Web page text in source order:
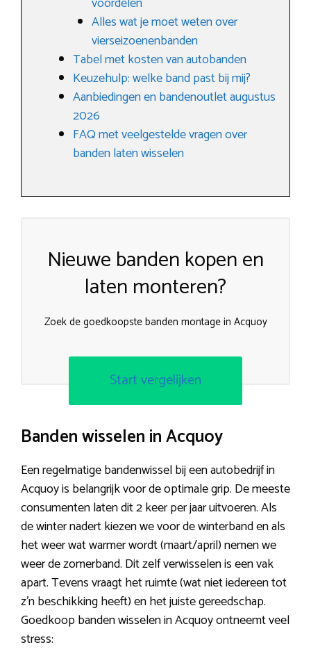
Alles wat je moet weten over
vierseizoenenbanden
Tabel met kosten van autobanden
Keuzehulp: welke band past bij mij?
Aanbiedingen en bandenoutlet augustus
2026
FAQ met veelgestelde vragen over
banden laten wisselen
Nieuwe banden kopen en
laten monteren?
Zoek de goedkoopste banden montage in Acquoy
Start vergelijken
Banden wisselen in Acquoy
Een regelmatige bandenwissel bij een autobedrijf in
Acquoy is belangrijk voor de optimale grip. De meeste
consumenten laten dit 2 keer per jaar uitvoeren. Als
de winter nadert kiezen we voor de winterband en als
het weer wat warmer wordt (maart/april) nemen we
weer de zomerband. Dit zelf verwisselen is een vak
apart. Tevens vraagt het ruimte (wat niet iedereen tot
z’n beschikking heeft) en het juiste gereedschap.
Goedkoop banden wisselen in Acquoy ontneemt veel
stress: